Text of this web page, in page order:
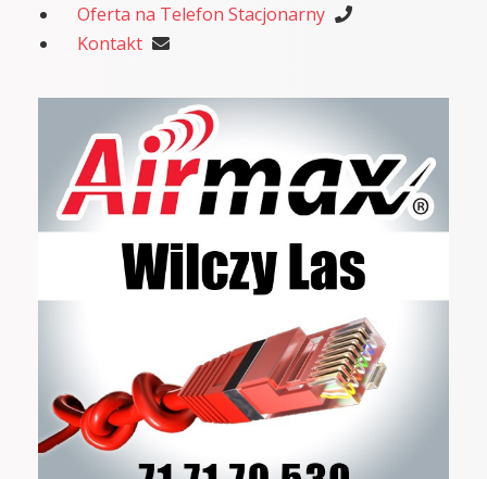
Oferta na Telefon Stacjonarny
Kontakt